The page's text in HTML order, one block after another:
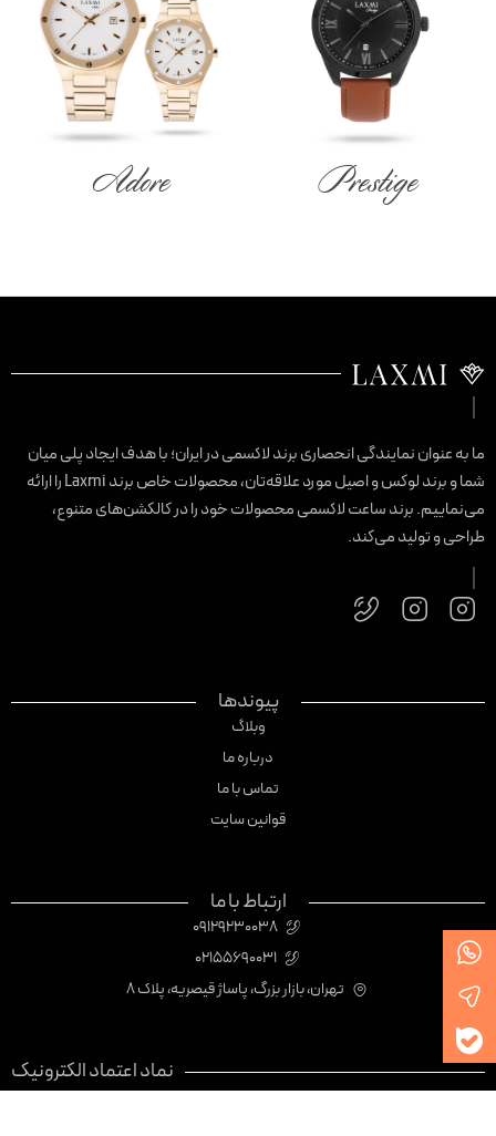
Prestige
Adore
ما به عنوان نمایندگی انحصاری برند لاکسمی در ایران؛ با هدف ایجاد پلی میان
شما و برند لوکس و اصیل مورد علاقه‌تان، محصولات خاص برند Laxmi را ارائه
می‌نماییم. برند ساعت لاکسمی محصولات خود را در کالکشن‌های متنوع،
طراحی و تولید می‌کند.
پیوندها
وبلاگ
درباره ما
تماس با ما
قوانین سایت
ارتباط با ما
09129230038
02155690031
تهران، بازار بزرگ، پاساژ قیصریه، پلاک 8
نماد اعتماد الکترونیک